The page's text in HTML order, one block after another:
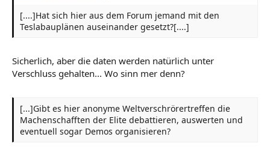
[....]Hat sich hier aus dem Forum jemand mit den
Teslabauplänen auseinander gesetzt?[....]
Sicherlich, aber die daten werden natürlich unter
Verschluss gehalten... Wo sinn mer denn?
[...]Gibt es hier anonyme Weltverschrörertreffen die
Machenschafften der Elite debattieren, auswerten und
eventuell sogar Demos organisieren?